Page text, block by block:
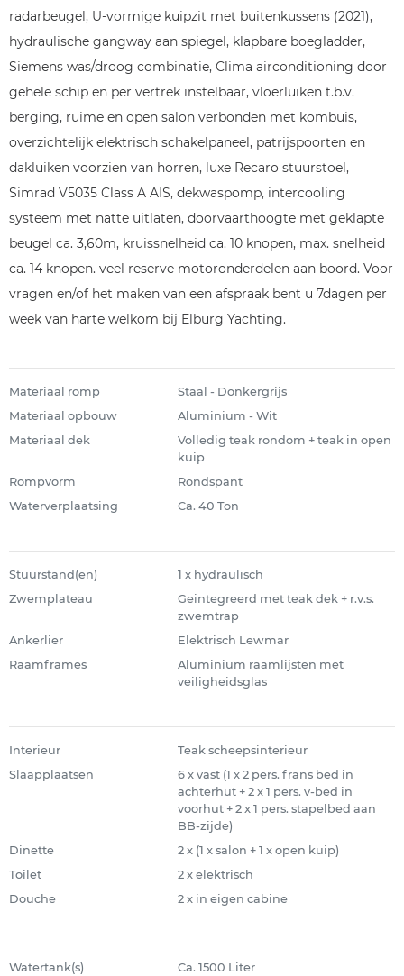
radarbeugel, U-vormige kuipzit met buitenkussens (2021),
hydraulische gangway aan spiegel, klapbare boegladder,
Siemens was/droog combinatie, Clima airconditioning door
gehele schip en per vertrek instelbaar, vloerluiken t.b.v.
berging, ruime en open salon verbonden met kombuis,
overzichtelijk elektrisch schakelpaneel, patrijspoorten en
dakluiken voorzien van horren, luxe Recaro stuurstoel,
Simrad V5035 Class A AIS, dekwaspomp, intercooling
systeem met natte uitlaten, doorvaarthoogte met geklapte
beugel ca. 3,60m, kruissnelheid ca. 10 knopen, max. snelheid
ca. 14 knopen. veel reserve motoronderdelen aan boord. Voor
vragen en/of het maken van een afspraak bent u 7dagen per
week van harte welkom bij Elburg Yachting.
Materiaal romp
Staal - Donkergrijs
Materiaal opbouw
Aluminium - Wit
Materiaal dek
Volledig teak rondom + teak in open
kuip
Rompvorm
Rondspant
Waterverplaatsing
Ca. 40 Ton
Stuurstand(en)
1 x hydraulisch
Zwemplateau
Geintegreerd met teak dek + r.v.s.
zwemtrap
Ankerlier
Elektrisch Lewmar
Raamframes
Aluminium raamlijsten met
veiligheidsglas
Interieur
Teak scheepsinterieur
Slaapplaatsen
6 x vast (1 x 2 pers. frans bed in
achterhut + 2 x 1 pers. v-bed in
voorhut + 2 x 1 pers. stapelbed aan
BB-zijde)
Dinette
2 x (1 x salon + 1 x open kuip)
Toilet
2 x elektrisch
Douche
2 x in eigen cabine
Watertank(s)
Ca. 1500 Liter